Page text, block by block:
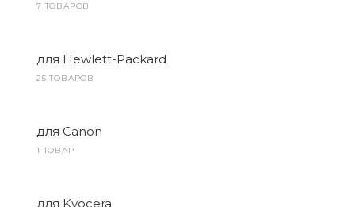
7 ТОВАРОВ
для Hewlett-Packard
25 ТОВАРОВ
для Canon
1 ТОВАР
для Kyocera